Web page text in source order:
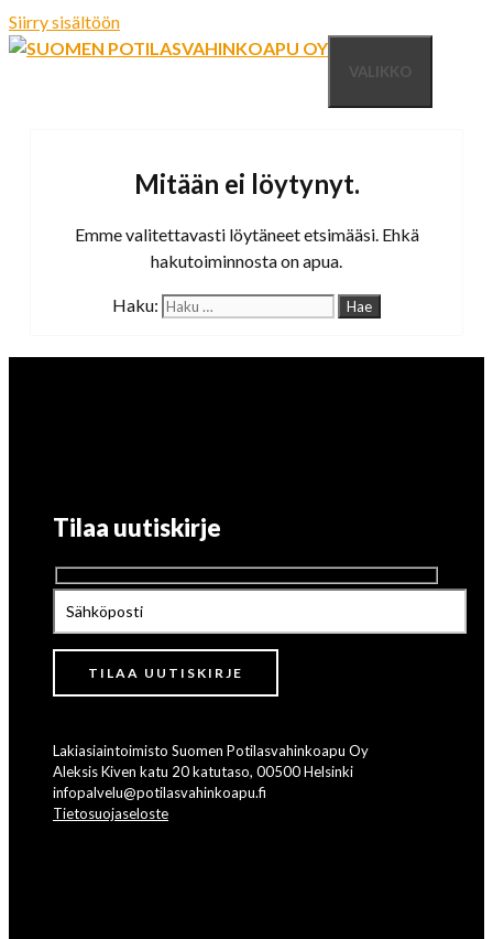
Siirry sisältöön
VALIKKO
Mitään ei löytynyt.
Emme valitettavasti löytäneet etsimääsi. Ehkä
hakutoiminnosta on apua.
Haku:
Tilaa uutiskirje
Lakiasiaintoimisto Suomen Potilasvahinkoapu Oy
Aleksis Kiven katu 20 katutaso, 00500 Helsinki
infopalvelu@potilasvahinkoapu.fi
Tietosuojaseloste